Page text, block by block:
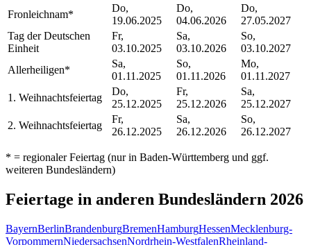
Fronleichnam*
Do,
19.06.2025
Do,
04.06.2026
Do,
27.05.2027
Tag der Deutschen
Einheit
Fr,
03.10.2025
Sa,
03.10.2026
So,
03.10.2027
Allerheiligen*
Sa,
01.11.2025
So,
01.11.2026
Mo,
01.11.2027
1. Weihnachtsfeiertag
Do,
25.12.2025
Fr,
25.12.2026
Sa,
25.12.2027
2. Weihnachtsfeiertag
Fr,
26.12.2025
Sa,
26.12.2026
So,
26.12.2027
* = regionaler Feiertag (nur in Baden-Württemberg und ggf.
weiteren Bundesländern)
Feiertage in anderen Bundesländern 2026
BayernBerlinBrandenburgBremenHamburgHessenMecklenburg-
VorpommernNiedersachsenNordrhein-WestfalenRheinland-